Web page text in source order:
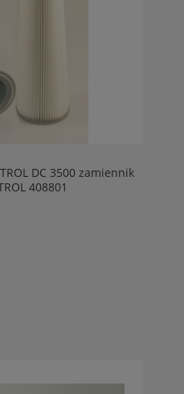
DC 3500 zamiennik
408801